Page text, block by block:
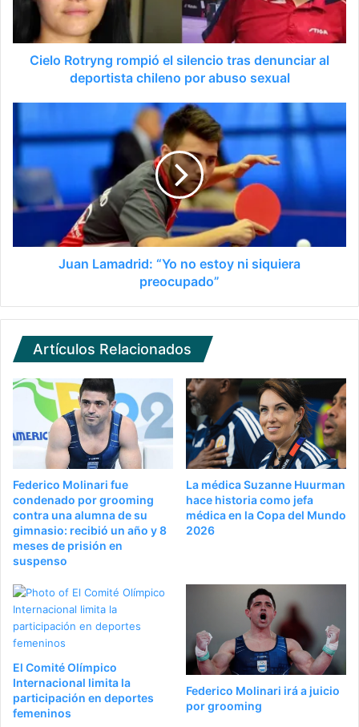
Cielo Rotryng rompió el silencio tras denunciar al
deportista chileno por abuso sexual
Juan Lamadrid: “Yo no estoy ni siquiera
preocupado”
Artículos Relacionados
Federico Molinari fue
condenado por grooming
contra una alumna de su
gimnasio: recibió un año y 8
meses de prisión en
suspenso
La médica Suzanne Huurman
hace historia como jefa
médica en la Copa del Mundo
2026
El Comité Olímpico
Internacional limita la
participación en deportes
femeninos
Federico Molinari irá a juicio
por grooming